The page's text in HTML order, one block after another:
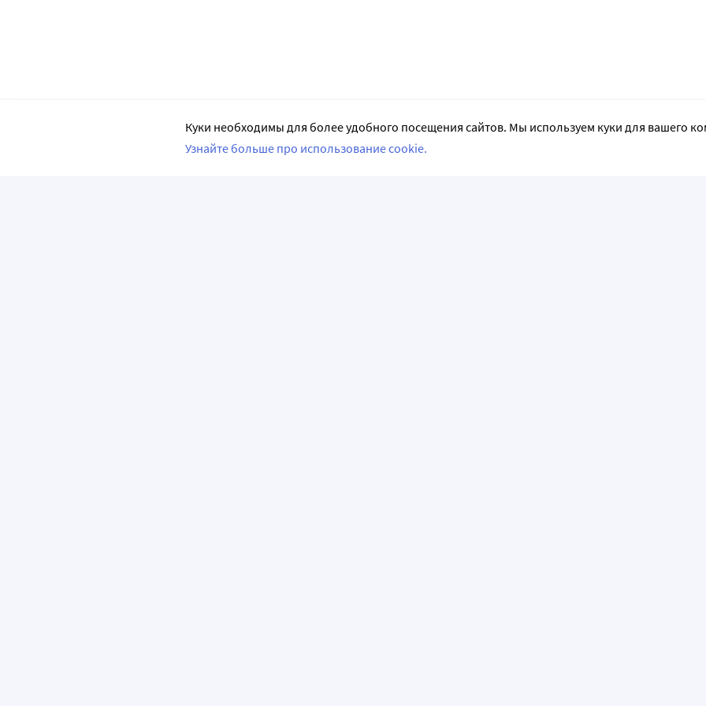
Куки необходимы для более удобного посещения сайтов. Мы используем куки для вашего
Узнайте больше про использование cookie.